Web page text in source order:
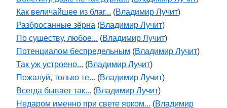
Как величайшее из благ... (Владимир Лучит)
Разбросанные зёрна (Владимир Лучит)
По существу, любое... (Владимир Лучит)
Потенциалом беспредельным (Владимир Лучит)
Так уж устроено... (Владимир Лучит)
Пожалуй, только те... (Владимир Лучит)
Всегда бывает так... (Владимир Лучит)
Недаром именно при свете ярком... (Владимир